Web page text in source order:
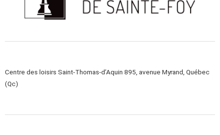
Centre des loisirs Saint-Thomas-d’Aquin 895, avenue Myrand, Québec
(Qc)